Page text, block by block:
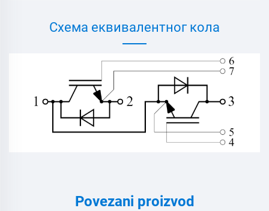
Схема еквивалентног кола
Povezani proizvod